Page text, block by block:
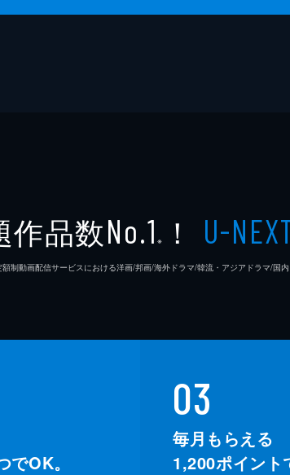
作品数No.1 ※ ！ U-
制動画配信サービスにおける洋画/邦画/海外ドラマ/韓流・アジアドラマ/国内
でOK。
03
毎月もらえる
1,200ポイント